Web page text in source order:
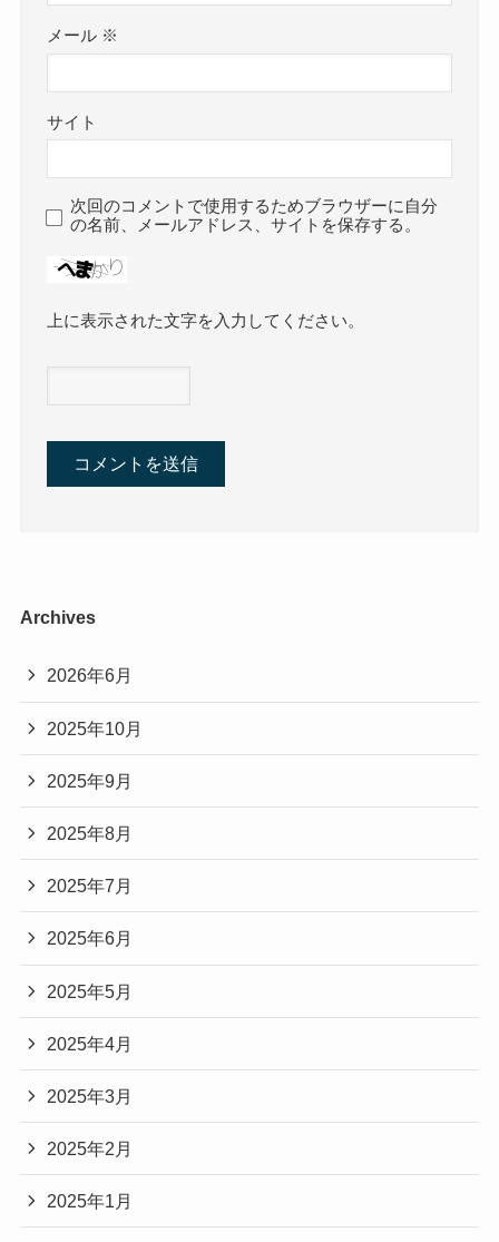
メール ※
サイト
次回のコメントで使用するためブラウザーに自分
の名前、メールアドレス、サイトを保存する。
上に表示された文字を入力してください。
Archives
2026年6月
2025年10月
2025年9月
2025年8月
2025年7月
2025年6月
2025年5月
2025年4月
2025年3月
2025年2月
2025年1月